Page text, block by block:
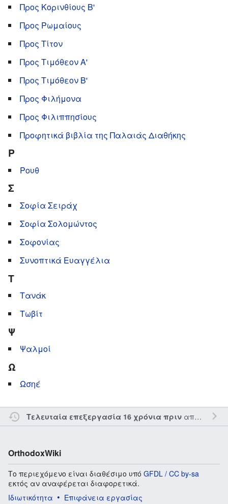
Προς Κορινθίους Β'
Προς Ρωμαίους
Προς Τίτον
Προς Τιμόθεον Α'
Προς Τιμόθεον Β'
Προς Φιλήμονα
Προς Φιλιππησίους
Προφητικά βιβλία της Παλαιάς Διαθήκης
Ρ
Ρουθ
Σ
Σοφία Σειράχ
Σοφία Σολομώντος
Σοφονίας
Συνοπτικά Ευαγγέλια
Τ
Τανάκ
Τωβίτ
Ψ
Ψαλμοί
Ω
Ωσηέ
Τελευταία επεξεργασία 16 χρόνια πριναπό τον την
OrthodoxWiki
Το περιεχόμενο είναι διαθέσιμο υπό GFDL / CC by-sa
εκτός αν αναφέρεται διαφορετικά.
Ιδιωτικότητα
Επιφάνεια εργασίας